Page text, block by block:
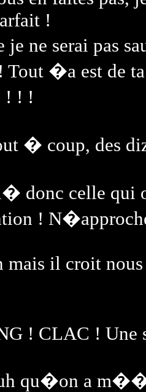
!
je ne serai pas
�a est de
! !
� coup, des
donc celle qui
!
mais il croit
! CLAC ! Une
qu�on a